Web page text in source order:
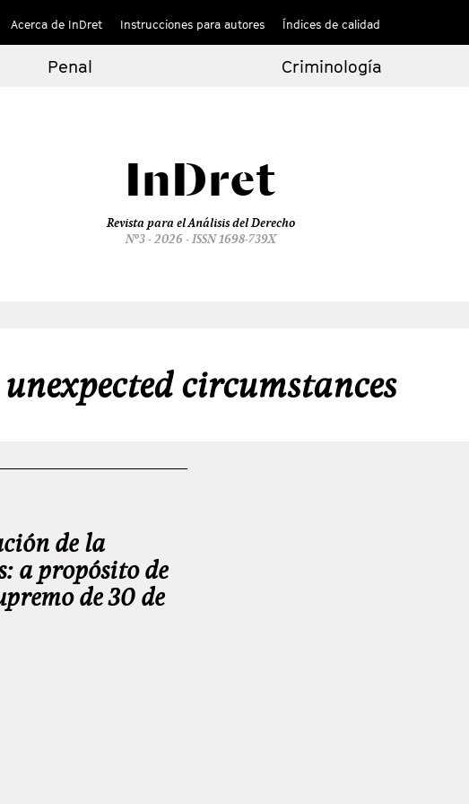
Acerca de InDret Instrucciones para autores Índices de calidad
Penal Criminología
InDret
Revista para el Análisis del Derecho
Nº3 - 2026 - ISSN 1698-739X
unexpected circumstances
de la
a propósito de
de 30 de